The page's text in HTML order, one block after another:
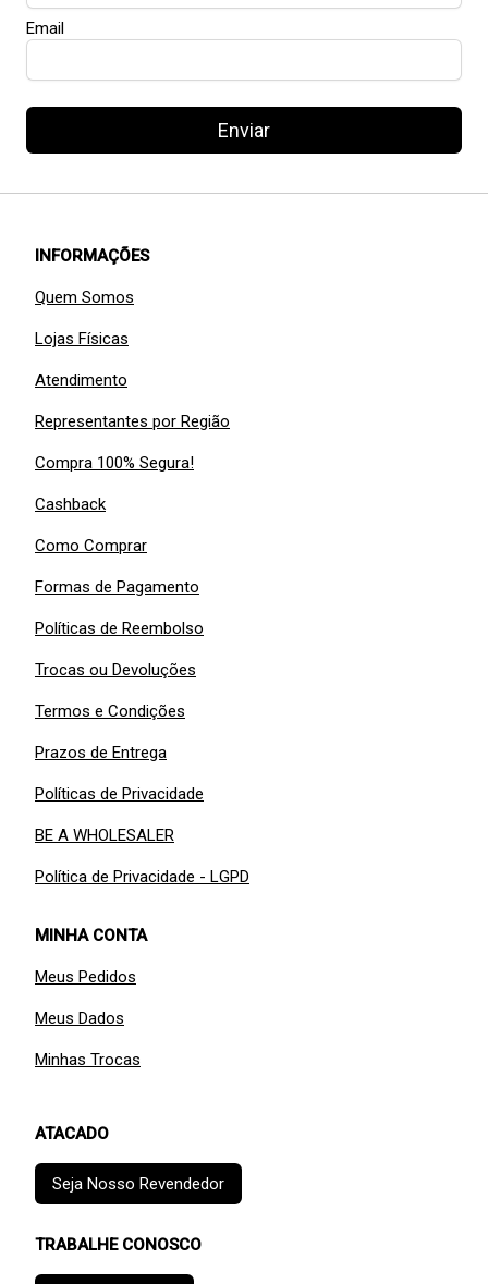
Email
Enviar
INFORMAÇÕES
Quem Somos
Lojas Físicas
Atendimento
Representantes por Região
Compra 100% Segura!
Cashback
Como Comprar
Formas de Pagamento
Políticas de Reembolso
Trocas ou Devoluções
Termos e Condições
Prazos de Entrega
Políticas de Privacidade
BE A WHOLESALER
Política de Privacidade - LGPD
MINHA CONTA
Meus Pedidos
Meus Dados
Minhas Trocas
ATACADO
Seja Nosso Revendedor
TRABALHE CONOSCO